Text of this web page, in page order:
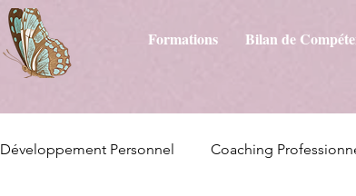
Formations Bilan de
Développement Personnel Coaching